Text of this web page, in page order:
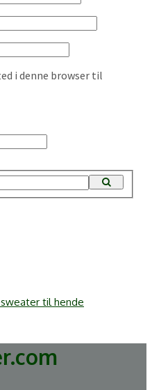
i denne browser til
til hende